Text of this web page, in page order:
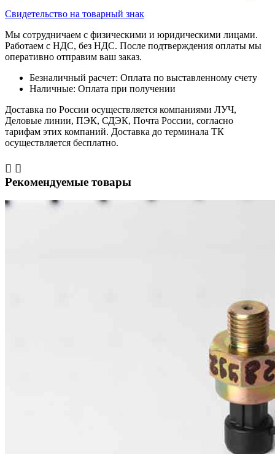
Свидетельство на товарный знак
Мы сотрудничаем с физическими и юридическими лицами.
Работаем с НДС, без НДС. После подтверждения оплаты мы
оперативно отправим ваш заказ.
Безналичный расчет: Оплата по выставленному счету
Наличные: Оплата при получении
Доставка по России осуществляется компаниями ЛУЧ,
Деловые линии, ПЭК, СДЭК, Почта России, согласно
тарифам этих компаний. Доставка до терминала ТК
осуществляется бесплатно.
 
Рекомендуемые товары